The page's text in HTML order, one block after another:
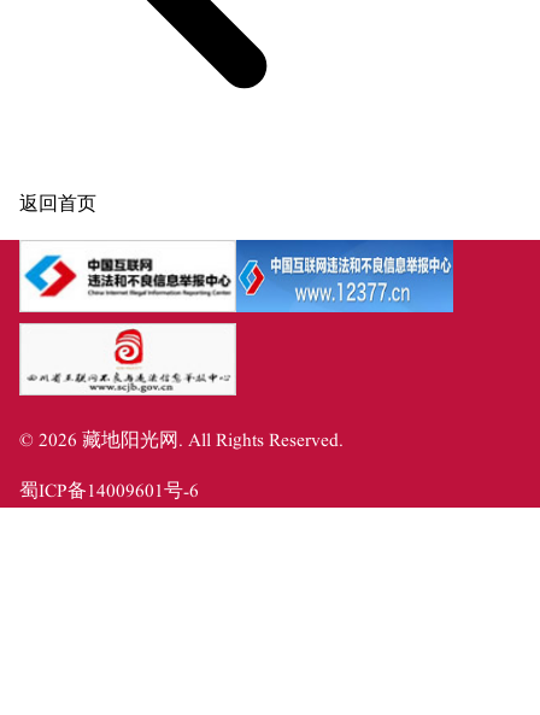
返回首页
©2026藏地阳光网. All Rights Reserved.
蜀ICP备14009601号-6